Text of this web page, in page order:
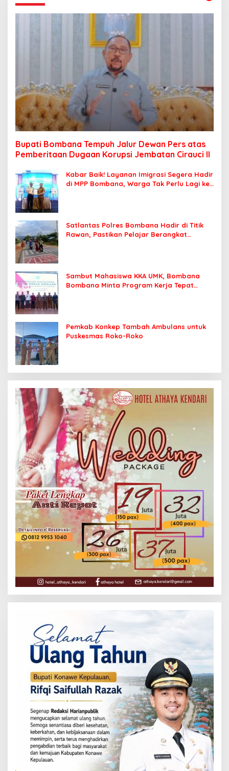
Bupati Bombana Tempuh Jalur Dewan Pers atas
Pemberitaan Dugaan Korupsi Jembatan Cirauci II
Kabar Baik! Layanan Imigrasi Segera Hadir
di MPP Bombana, Warga Tak Perlu Lagi ke
Satlantas Polres Bombana Hadir di Titik
Rawan, Pastikan Pelajar Berangkat
Sambut Mahasiswa KKA UMK, Bombana
Bombana Minta Program Kerja Tepat
Pemkab Konkep Tambah Ambulans untuk
Puskesmas Roko-Roko